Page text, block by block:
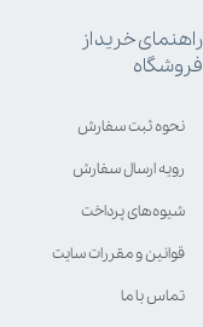
راهنمای خرید از
فروشگاه
نحوه ثبت سفارش
رویه ارسال سفارش
شیوه‌های پرداخت
قوانین و مقررات سایت
تماس با ما